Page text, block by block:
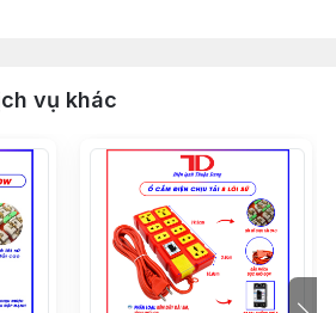
vụ khác